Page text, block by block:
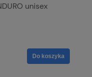
unisex
Do koszyka